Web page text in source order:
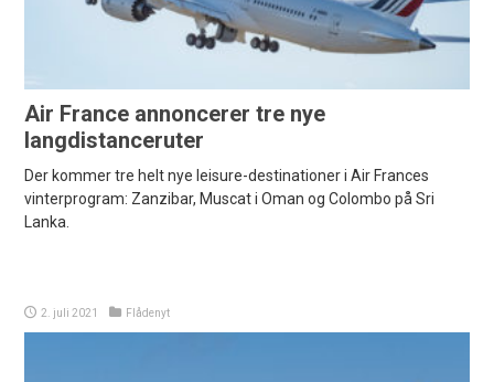
Air France annoncerer tre nye
langdistanceruter
Der kommer tre helt nye leisure-destinationer i Air Frances
vinterprogram: Zanzibar, Muscat i Oman og Colombo på Sri
Lanka.
2. juli 2021 Flådenyt